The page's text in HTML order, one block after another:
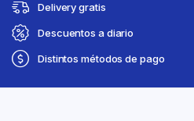
Delivery gratis
Descuentos a diario
Distintos métodos de pago